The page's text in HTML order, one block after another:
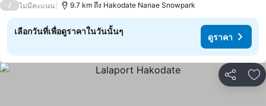
/ ไม่มีคะแนน 9.7 km ถึง Hakodate Nanae Snowpark
เลือกวันที่เพื่อดูราคาในวันนั้นๆ
ดูราคา
แชร์ เ